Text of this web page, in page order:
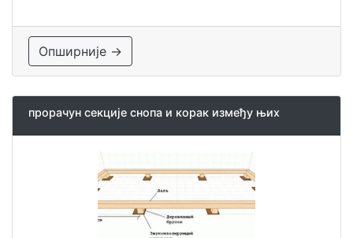
Опширније →
прорачун секције снопа и корак између њих